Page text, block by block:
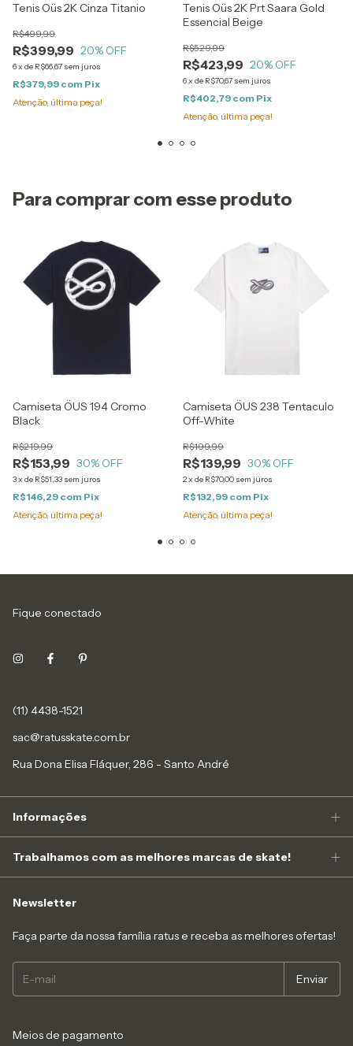
Tenis Oüs 2K Cinza Titanio
R$399,99
R$499,99
20% OFF
6x de R$66,67 sem juros
R$379,99 com Pix
Atenção, última peça!
Tenis Oüs 2K Prt Saara Gold
Essencial Beige
R$423,99
R$529,99
20% OFF
6x de R$70,67 sem juros
R$402,79 com Pix
Atenção, última peça!
Para comprar com esse produto
Camiseta ÖUS 194 Cromo
Black
R$153,99
R$219,99
30% OFF
3x de R$51,33 sem juros
R$146,29 com Pix
Atenção, última peça!
Camiseta ÖUS 238 Tentaculo
Off-White
R$139,99
R$199,99
30% OFF
2x de R$70,00 sem juros
R$132,99 com Pix
Atenção, última peça!
Fique conectado
(11) 4438-1521
sac@ratusskate.com.br
Rua Dona Elisa Fláquer, 286 - Santo André
Informações
Trabalhamos com as melhores marcas de skate!
Newsletter
Faça parte da nossa família ratus e receba as melhores ofertas!
Meios de pagamento